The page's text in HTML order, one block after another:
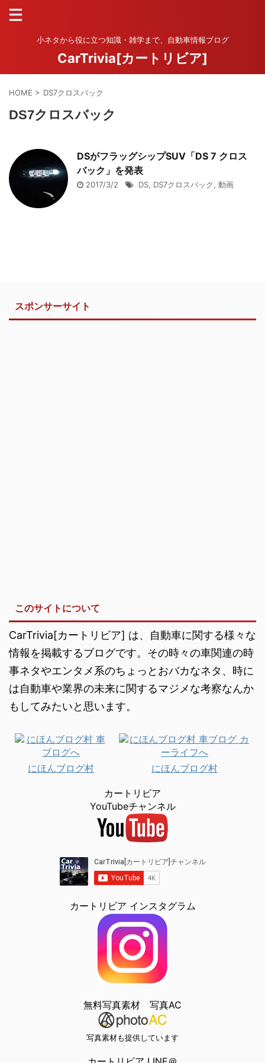
小ネタから役に立つ知識・雑学まで、自動車情報ブログ
CarTrivia[カートリビア]
HOME > DS7クロスバック
DS7クロスバック
DSがフラッグシップSUV「DS 7 クロス
バック」を発表
2017/3/2 DS, DS7クロスバック, 動画
スポンサーサイト
このサイトについて
CarTrivia[カートリビア] は、自動車に関する様々な
情報を掲載するブログです。その時々の車関連の時
事ネタやエンタメ系のちょっとおバカなネタ、時に
は自動車や業界の未来に関するマジメな考察なんか
もしてみたいと思います。
にほんブログ村 にほんブログ村
カートリビア
YouTubeチャンネル
カートリビア インスタグラム
無料写真素材 写真AC
写真素材も提供しています